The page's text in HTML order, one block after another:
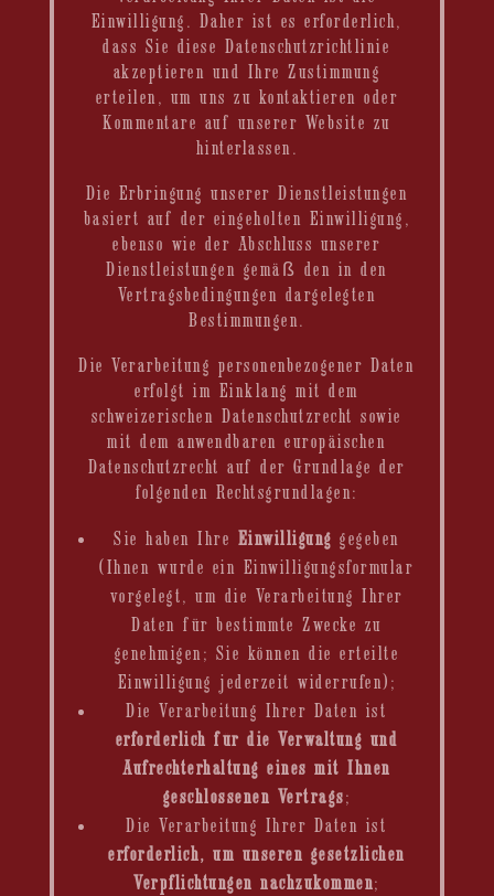
Einwilligung. Daher ist es erforderlich,
dass Sie diese Datenschutzrichtlinie
akzeptieren und Ihre Zustimmung
erteilen, um uns zu kontaktieren oder
Kommentare auf unserer Website zu
hinterlassen.
Die Erbringung unserer Dienstleistungen
basiert auf der eingeholten Einwilligung,
ebenso wie der Abschluss unserer
Dienstleistungen gemäß den in den
Vertragsbedingungen dargelegten
Bestimmungen.
Die Verarbeitung personenbezogener Daten
erfolgt im Einklang mit dem
schweizerischen Datenschutzrecht sowie
mit dem anwendbaren europäischen
Datenschutzrecht auf der Grundlage der
folgenden Rechtsgrundlagen:
Sie haben Ihre Einwilligung gegeben
(Ihnen wurde ein Einwilligungsformular
vorgelegt, um die Verarbeitung Ihrer
Daten für bestimmte Zwecke zu
genehmigen; Sie können die erteilte
Einwilligung jederzeit widerrufen);
Die Verarbeitung Ihrer Daten ist
erforderlich für die Verwaltung und
Aufrechterhaltung eines mit Ihnen
geschlossenen Vertrags;
Die Verarbeitung Ihrer Daten ist
erforderlich, um unseren gesetzlichen
Verpflichtungen nachzukommen;